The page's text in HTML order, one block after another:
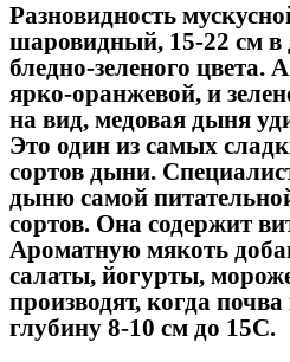
Разновидность
шаровидный, 15-22 см
бледно-зеленого цвета.
ярко-оранжевой, и
на вид, медовая дыня
Это один из самых
сортов дыни.
дыню самой
сортов. Она содержит
Ароматную мякоть
салаты, йогурты,
производят, когда
глубину 8-10 см до 15С.